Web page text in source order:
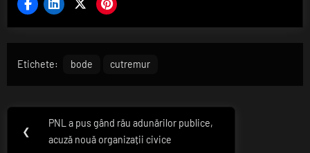
Etichete: bode cutremur
Navigare
❮
Previous
Post:
PNL a pus gând rău adunărilor publice,
acuză nouă organizații civice